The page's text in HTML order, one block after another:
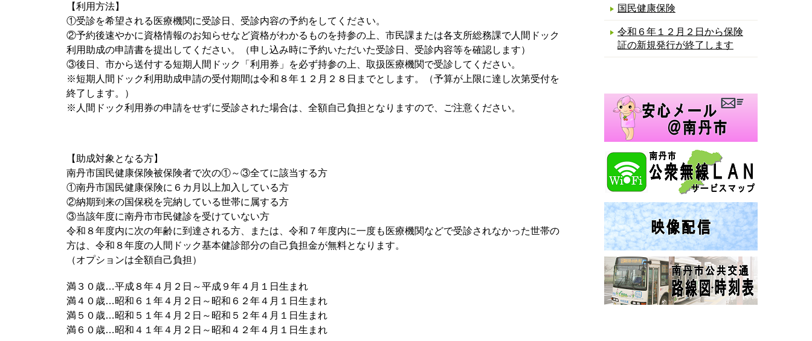
国民健康保険
令和６年１２月２日から保険
証の新規発行が終了します
【利用方法】
①受診を希望される医療機関に受診日、受診内容の予約をしてください。
②予約後速やかに資格情報のお知らせなど資格がわかるものを持参の上、市民課または各支所総務課で人間ドック
利用助成の申請書を提出してください。（申し込み時に予約いただいた受診日、受診内容等を確認します）
③後日、市から送付する短期人間ドック「利用券」を必ず持参の上、取扱医療機関で受診してください。
※短期人間ドック利用助成申請の受付期間は令和８年１２月２８日までとします。（予算が上限に達し次第受付を
終了します。）
※人間ドック利用券の申請をせずに受診された場合は、全額自己負担となりますので、ご注意ください。
【助成対象となる方】
南丹市国民健康保険被保険者で次の①～③全てに該当する方
①南丹市国民健康保険に６カ月以上加入している方
②納期到来の国保税を完納している世帯に属する方
③当該年度に南丹市市民健診を受けていない方
令和８年度内に次の年齢に到達される方、または、令和７年度内に一度も医療機関などで受診されなかった世帯の
方は、令和８年度の人間ドック基本健診部分の自己負担金が無料となります。
（オプションは全額自己負担）
満３０歳…平成８年４月２日～平成９年４月１日生まれ
満４０歳…昭和６１年４月２日～昭和６２年４月１日生まれ
満５０歳…昭和５１年４月２日～昭和５２年４月１日生まれ
満６０歳…昭和４１年４月２日～昭和４２年４月１日生まれ